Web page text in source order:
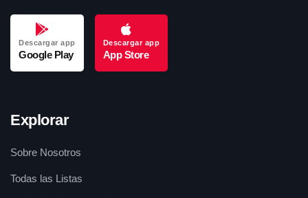
Descargar app
Google Play
Descargar app
App Store
Explorar
Sobre Nosotros
Todas las Listas